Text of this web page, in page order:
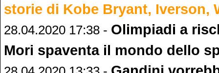
storie di Kobe Bryant, Iverson,
28.04.2020 17:38 - Olimpiadi a
Mori spaventa il mondo dello